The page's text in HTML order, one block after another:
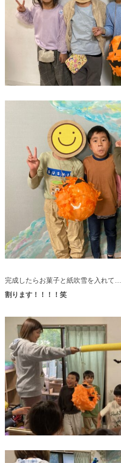
完成したらお菓子と紙吹雪を入れて…
割ります！！！！笑